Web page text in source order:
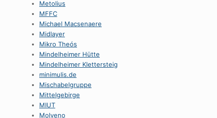
Metolius
MFFC
Michael Macsenaere
Midlayer
Mikro Theós
Mindelheimer Hütte
Mindelheimer Klettersteig
minimulis.de
Mischabelgruppe
Mittelgebirge
MIUT
Molveno